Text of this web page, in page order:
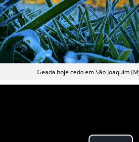
Geada hoje cedo em São Joaquim